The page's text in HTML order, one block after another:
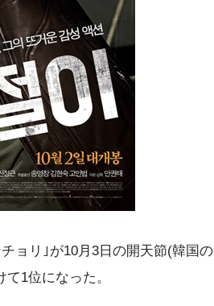
ョリ｣が10月3日の開天節(韓国の
1位になった。